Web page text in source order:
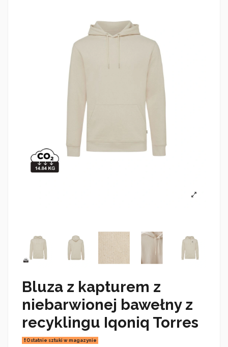
Bluza z kapturem z
niebarwionej bawełny z
recyklingu Iqoniq Torres
Ostatnie sztuki w magazynie